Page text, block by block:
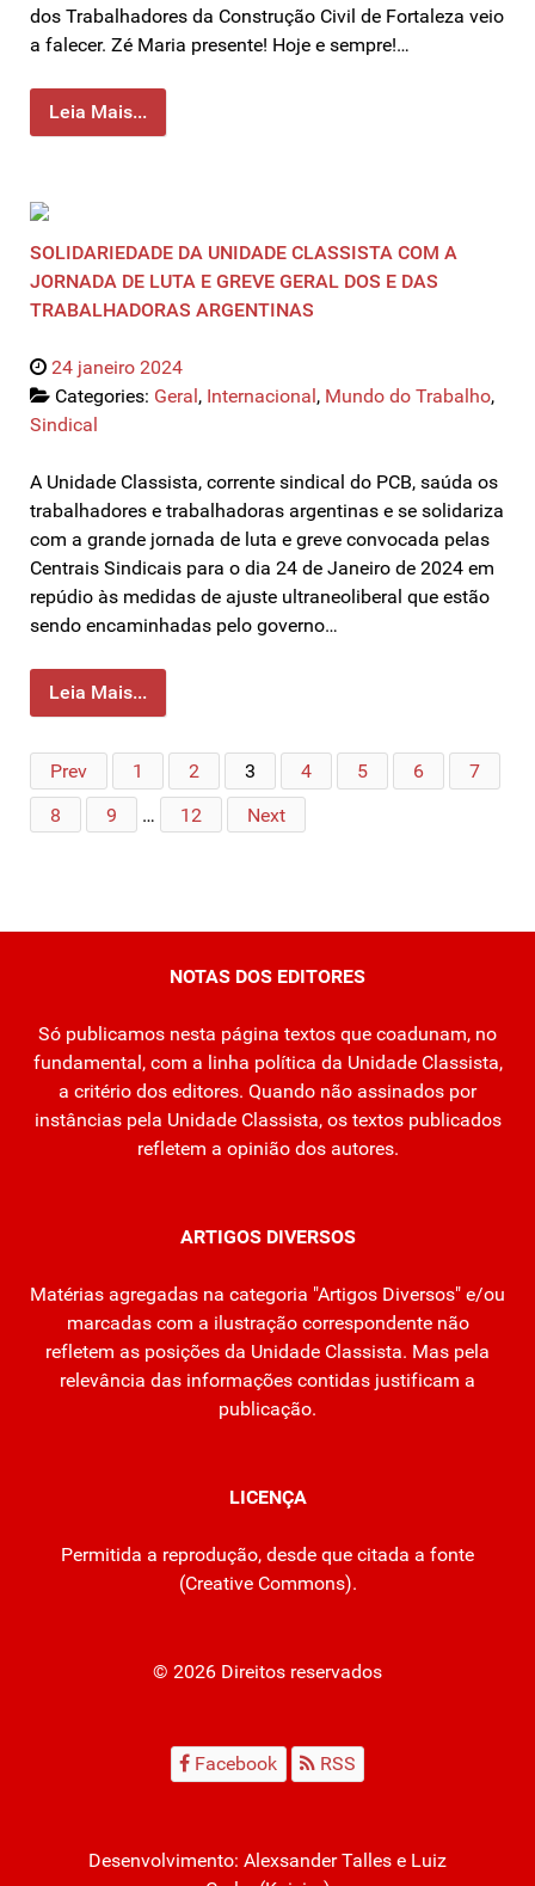
dos Trabalhadores da Construção Civil de Fortaleza veio
a falecer. Zé Maria presente! Hoje e sempre!…
Leia Mais...
SOLIDARIEDADE DA UNIDADE CLASSISTA COM A
JORNADA DE LUTA E GREVE GERAL DOS E DAS
TRABALHADORAS ARGENTINAS
24 janeiro 2024
Categories: Geral, Internacional, Mundo do Trabalho,
Sindical
A Unidade Classista, corrente sindical do PCB, saúda os
trabalhadores e trabalhadoras argentinas e se solidariza
com a grande jornada de luta e greve convocada pelas
Centrais Sindicais para o dia 24 de Janeiro de 2024 em
repúdio às medidas de ajuste ultraneoliberal que estão
sendo encaminhadas pelo governo…
Leia Mais...
Prev 1 2 3 4 5 6
7
8
9 … 12 Next
NOTAS DOS EDITORES
Só publicamos nesta página textos que coadunam, no
fundamental, com a linha política da Unidade Classista,
a critério dos editores. Quando não assinados por
instâncias pela Unidade Classista, os textos publicados
refletem a opinião dos autores.
ARTIGOS DIVERSOS
Matérias agregadas na categoria "Artigos Diversos" e/ou
marcadas com a ilustração correspondente não
refletem as posições da Unidade Classista. Mas pela
relevância das informações contidas justificam a
publicação.
LICENÇA
Permitida a reprodução, desde que citada a fonte
(Creative Commons).
© 2026 Direitos reservados
Facebook RSS
Desenvolvimento: Alexsander Talles e Luiz